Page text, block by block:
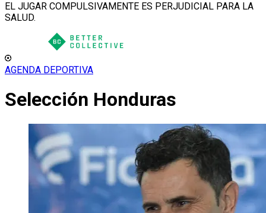
EL JUGAR COMPULSIVAMENTE ES PERJUDICIAL PARA LA
SALUD.
AGENDA DEPORTIVA
Selección Honduras